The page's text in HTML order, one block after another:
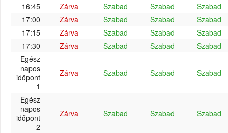
16:45
Zárva Szabad Szabad
Szabad
17:00
Zárva Szabad Szabad
Szabad
17:15
Zárva Szabad Szabad
Szabad
17:30
Zárva Szabad Szabad
Szabad
Egész
napos
időpont
1
Zárva Szabad Szabad Szabad
Egész
napos
időpont
2
Zárva Szabad Szabad Szabad